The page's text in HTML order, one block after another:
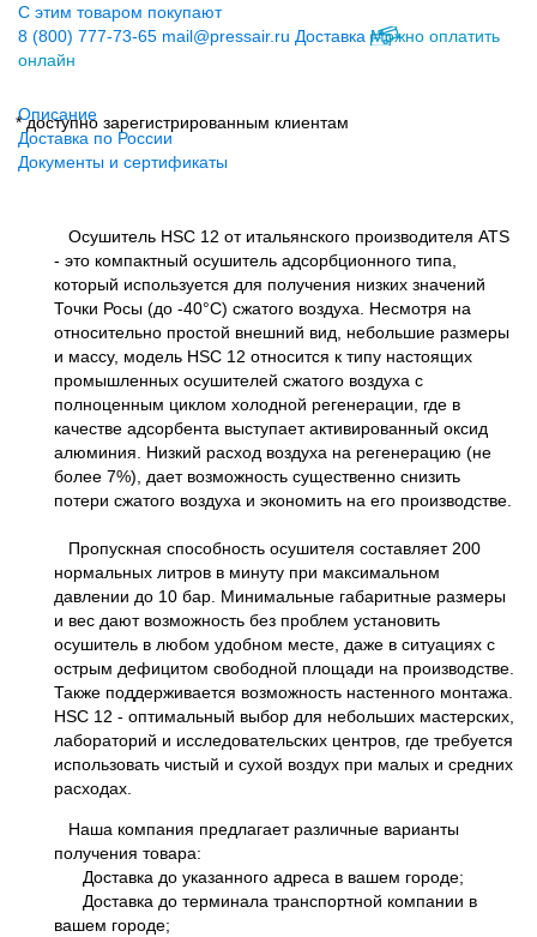
С этим товаром покупают
8 (800) 777-73-65 mail@pressair.ru Доставка Можно оплатить
онлайн
* доступно зарегистрированным клиентам
Описание
Доставка по России
Документы и сертификаты
Осушитель HSС 12 от итальянского производителя ATS
- это компактный осушитель адсорбционного типа,
который используется для получения низких значений
Точки Росы (до -40°С) сжатого воздуха. Несмотря на
относительно простой внешний вид, небольшие размеры
и массу, модель HSС 12 относится к типу настоящих
промышленных осушителей сжатого воздуха с
полноценным циклом холодной регенерации, где в
качестве адсорбента выступает активированный оксид
алюминия. Низкий расход воздуха на регенерацию (не
более 7%), дает возможность существенно снизить
потери сжатого воздуха и экономить на его производстве.
Пропускная способность осушителя составляет 200
нормальных литров в минуту при максимальном
давлении до 10 бар. Минимальные габаритные размеры
и вес дают возможность без проблем установить
осушитель в любом удобном месте, даже в ситуациях с
острым дефицитом свободной площади на производстве.
Также поддерживается возможность настенного монтажа.
HSС 12 - оптимальный выбор для небольших мастерских,
лабораторий и исследовательских центров, где требуется
использовать чистый и сухой воздух при малых и средних
расходах.
Наша компания предлагает различные варианты
получения товара:
Доставка до указанного адреса в вашем городе;
Доставка до терминала транспортной компании в
вашем городе;